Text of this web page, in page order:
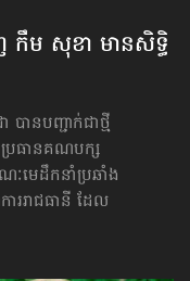
កឹម សុខា មានសិទ្ធិ​
បានបញ្ជាក់ជាថ្មី
រធាន​គណបក្ស​
ៈមេដឹកនាំប្រឆាំង
ាររាជធានី ដែល